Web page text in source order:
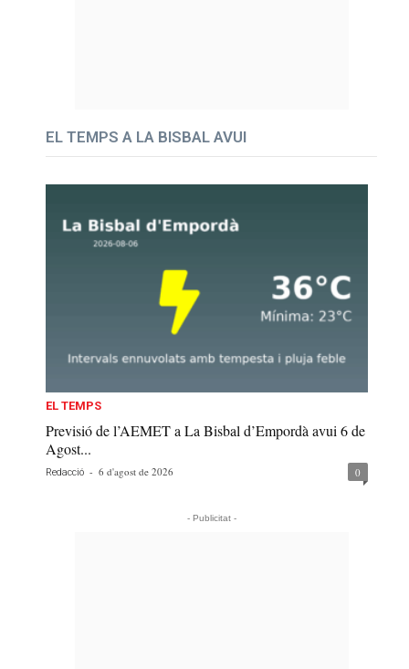
EL TEMPS A LA BISBAL AVUI
EL TEMPS
Previsió de l’AEMET a La Bisbal d’Empordà avui 6 de
Agost...
Redacció - 6 d'agost de 2026 0
- Publicitat -